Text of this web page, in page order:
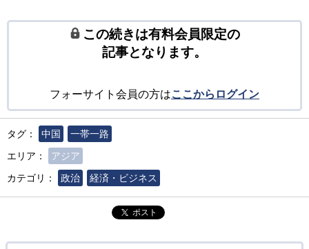
この続きは有料会員限定の
記事となります。
フォーサイト会員の方はここからログイン
タグ： 中国
一帯一路
エリア：
アジア
カテゴリ：
政治 経済・ビジネス
ポスト